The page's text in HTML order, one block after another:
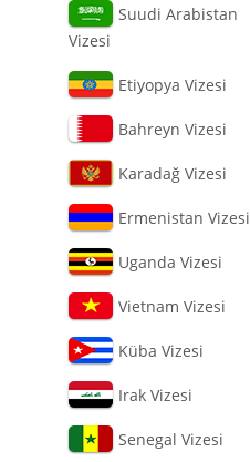
Suudi Arabistan
Vizesi
Etiyopya Vizesi
Bahreyn Vizesi
Karadağ Vizesi
Ermenistan Vizesi
Uganda Vizesi
Vietnam Vizesi
Küba Vizesi
Irak Vizesi
Senegal Vizesi